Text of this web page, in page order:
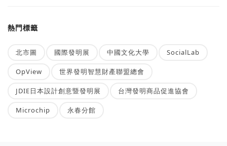
熱門標籤
北市圖 國際發明展 中國文化大學 SocialLab
OpView 世界發明智慧財產聯盟總會
JDIE日本設計創意暨發明展 台灣發明商品促進協會
Microchip 永春分館